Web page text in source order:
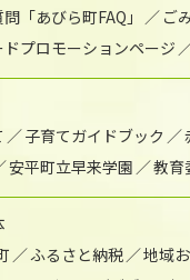
「あびら町FAQ」
ご
プロモーションページ
子育てガイドブック
安平町立早来学園 教育
ふるさと納税 地域